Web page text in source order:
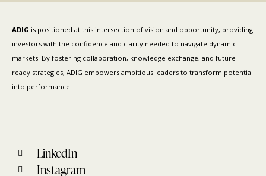
ADIG is positioned at this intersection of vision and opportunity, providing
investors with the confidence and clarity needed to navigate dynamic
markets. By fostering collaboration, knowledge exchange, and future-
ready strategies, ADIG empowers ambitious leaders to transform potential
into performance.
LinkedIn
Instagram